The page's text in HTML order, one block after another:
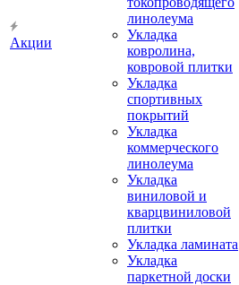
Акции
линолеума
Укладка
ковролина,
ковровой плитки
Укладка
спортивных
покрытий
Укладка
коммерческого
линолеума
Укладка
виниловой и
кварцвиниловой
плитки
Укладка ламината
Укладка
паркетной доски